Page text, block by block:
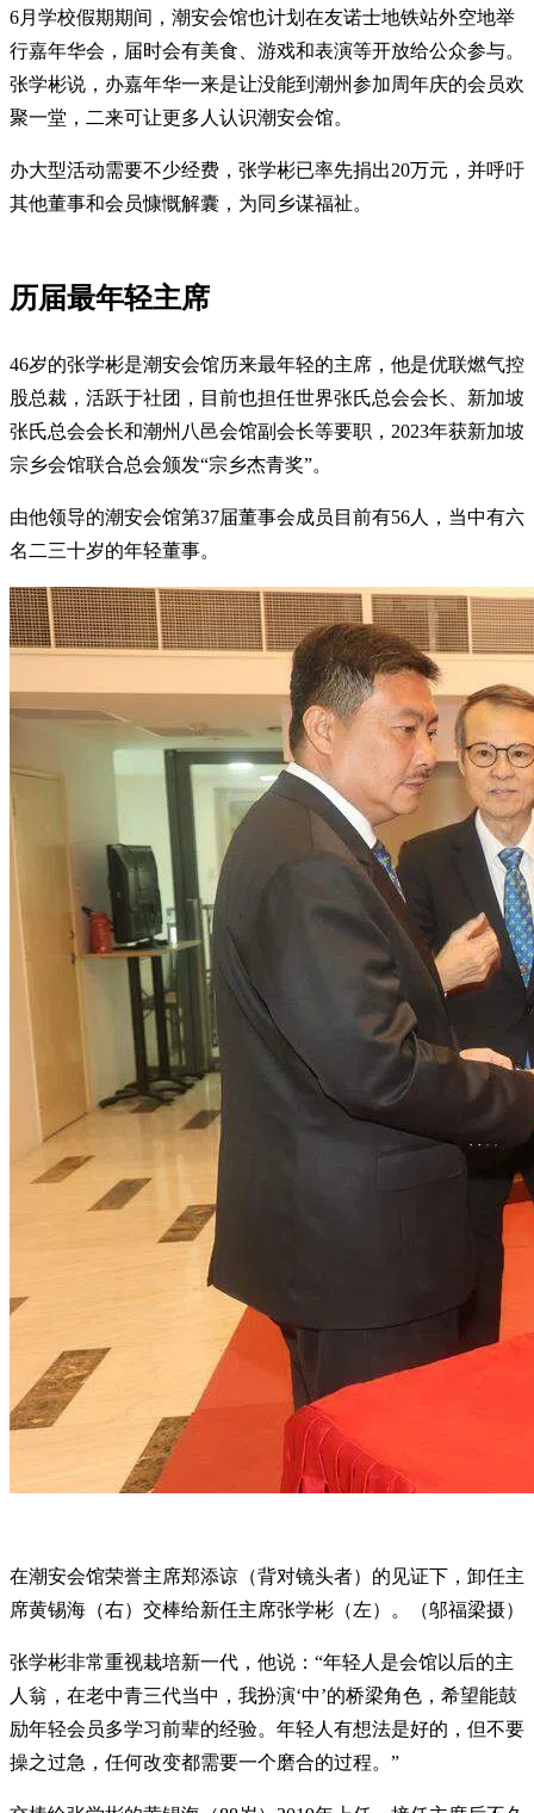
6月学校假期期间，潮安会馆也计划在友诺士地铁站外空地举
行嘉年华会，届时会有美食、游戏和表演等开放给公众参与。
张学彬说，办嘉年华一来是让没能到潮州参加周年庆的会员欢
聚一堂，二来可让更多人认识潮安会馆。
办大型活动需要不少经费，张学彬已率先捐出20万元，并呼吁
其他董事和会员慷慨解囊，为同乡谋福祉。
历届最年轻主席
46岁的张学彬是潮安会馆历来最年轻的主席，他是优联燃气控
股总裁，活跃于社团，目前也担任世界张氏总会会长、新加坡
张氏总会会长和潮州八邑会馆副会长等要职，2023年获新加坡
宗乡会馆联合总会颁发“宗乡杰青奖”。
由他领导的潮安会馆第37届董事会成员目前有56人，当中有六
名二三十岁的年轻董事。
在潮安会馆荣誉主席郑添谅（背对镜头者）的见证下，卸任主
席黄锡海（右）交棒给新任主席张学彬（左）。（邬福梁摄）
张学彬非常重视栽培新一代，他说：“年轻人是会馆以后的主
人翁，在老中青三代当中，我扮演‘中’的桥梁角色，希望能鼓
励年轻会员多学习前辈的经验。年轻人有想法是好的，但不要
操之过急，任何改变都需要一个磨合的过程。”